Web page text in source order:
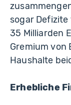
sogar
35 Milliarden
Gremium von
Haushalte
Erhebliche